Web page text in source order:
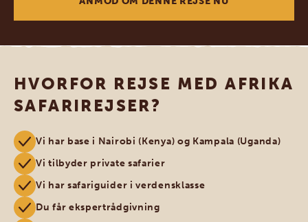
HVORFOR REJSE MED AFRIKA
SAFARIREJSER?
Vi har base i Nairobi (Kenya) og Kampala (Uganda)
Vi tilbyder private safarier
Vi har safariguider i verdensklasse
Du får ekspertrådgivning